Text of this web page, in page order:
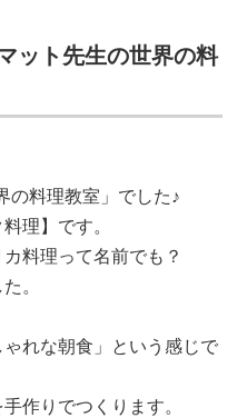
ット先生の世界の料
の料理教室」でした♪
理】です。
料理って名前でも？
。
ゃれな朝食」という感じで
作りでつくります。